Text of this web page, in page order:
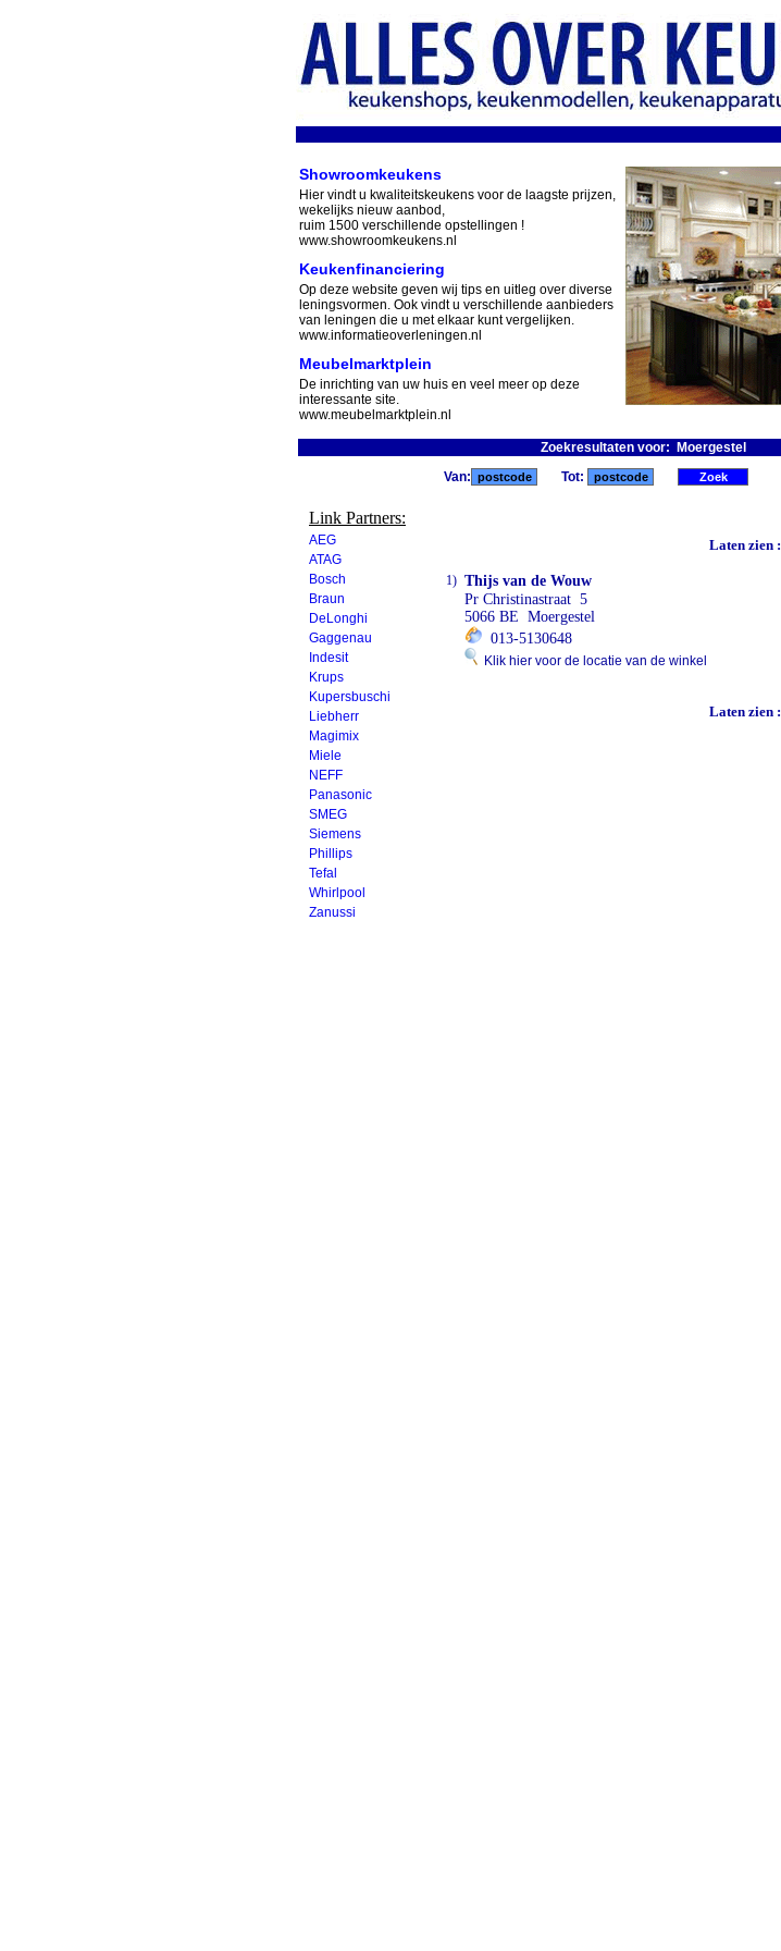
Showroomkeukens
Hier vindt u kwaliteitskeukens voor de laagste prijzen,
wekelijks nieuw aanbod,
ruim 1500 verschillende opstellingen !
www.showroomkeukens.nl
Keukenfinanciering
Op deze website geven wij tips en uitleg over diverse
leningsvormen. Ook vindt u verschillende aanbieders
van leningen die u met elkaar kunt vergelijken.
www.informatieoverleningen.nl
Meubelmarktplein
De inrichting van uw huis en veel meer op deze
interessante site.
www.meubelmarktplein.nl
Zoekresultaten voor: Moergestel
Link Partners:
AEG
ATAG
Bosch
Braun
DeLonghi
Gaggenau
Indesit
Krups
Kupersbuschi
Liebherr
Magimix
Miele
NEFF
Panasonic
SMEG
Siemens
Phillips
Tefal
Whirlpool
Zanussi
Van: Tot:
Laten zien :
1) Thijs van de Wouw
Pr Christinastraat 5
5066 BE Moergestel
013-5130648
Klik hier voor de locatie van de winkel
Laten zien :